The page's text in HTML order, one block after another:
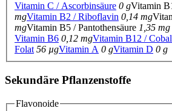
Vitamin C / Ascorbinsäure 0 gVitamin
mgVitamin B2 / Riboflavin 0,14 mg
mgVitamin B5 / Pantothensäure 1,35 mg
Vitamin B6 0,12 mgVitamin B12 /
Folat 56 µgVitamin A 0 gVitamin D 0 g
Sekundäre Pflanzenstoffe
Flavonoide